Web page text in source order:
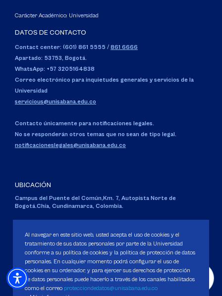
Carácter Académico: Universidad
DATOS DE CONTACTO
Contact center: (601) 861 5555 / 861 6666
Apartado: 53753, Bogotá.
WhatsApp: +57 3205164838
Correo electrónico para inquietudes generales y servicios de la
Universidad
servicious@unisabana.edu.co
Contacto únicamente para notificaciones legales.
No se responderán otros temas que no sean de tipo legal.
notificacioneslegales@unisabana.edu.co
UBICACIÓN
Campus del Puente del Común,Km. 7, Autopista Norte de
Bogotá.Chía, Cundinamarca, Colombia.
Personería Jurídica:Resolución 130 del 14 de enero de 1980.
Ministerio de Educación Nacional.
Política de Protección de datos
Al navegar en este sitio web, usted acepta el uso de cookies y el
tratamiento de sus datos personales por parte de la Universidad
conforme a su política de cookies y la política de protección de datos
personales. En cualquier momento podrá configurar el uso de
cookies en su ordenador, y para ejercer sus derechos de protección
de datos personales puede hacerlo a través de los canales habilitados
como el correo protecciondedatos@unisabana.edu.co